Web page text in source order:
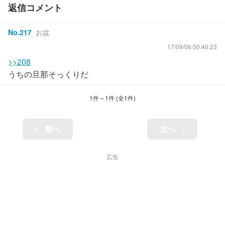
返信コメント
No.217 お盆
17/09/06 00:40:23
>>208
うちの旦那そっくりだ
1件～1件 (全1件)
広告